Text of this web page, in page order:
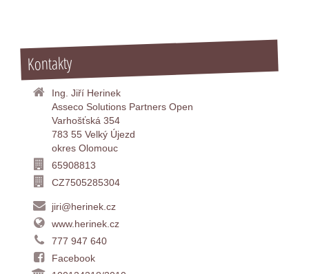
Kontakty
Ing. Jiří Herinek
Asseco Solutions Partners Open
Varhošťská 354
783 55 Velký Újezd
okres Olomouc
65908813
CZ7505285304
jiri@herinek.cz
www.herinek.cz
777 947 640
Facebook